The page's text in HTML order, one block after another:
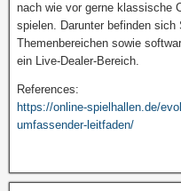
nach wie vor gerne klassische
spielen. Darunter befinden
Themenbereichen sowie
ein Live-Dealer-Bereich.
References:
https://online-spielhallen.de/
umfassender-leitfaden/